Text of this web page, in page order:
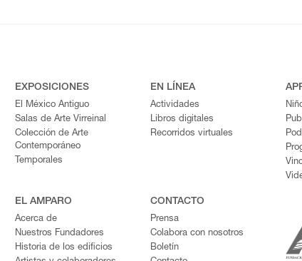
EXPOSICIONES
El México Antiguo
Salas de Arte Virreinal
Colección de Arte
Contemporáneo
Temporales
EN LÍNEA
Actividades
Libros digitales
Recorridos virtuales
EL AMPARO
Acerca de
Nuestros Fundadores
Historia de los edificios
CONTACTO
Prensa
Colabora con nosotros
Boletín